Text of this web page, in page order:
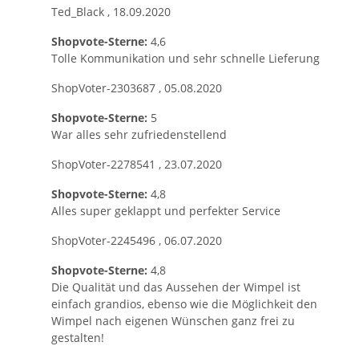
Ted_Black , 18.09.2020
Shopvote-Sterne: 4,6
Tolle Kommunikation und sehr schnelle Lieferung
ShopVoter-2303687 , 05.08.2020
Shopvote-Sterne: 5
War alles sehr zufriedenstellend
ShopVoter-2278541 , 23.07.2020
Shopvote-Sterne: 4,8
Alles super geklappt und perfekter Service
ShopVoter-2245496 , 06.07.2020
Shopvote-Sterne: 4,8
Die Qualität und das Aussehen der Wimpel ist
einfach grandios, ebenso wie die Möglichkeit den
Wimpel nach eigenen Wünschen ganz frei zu
gestalten!